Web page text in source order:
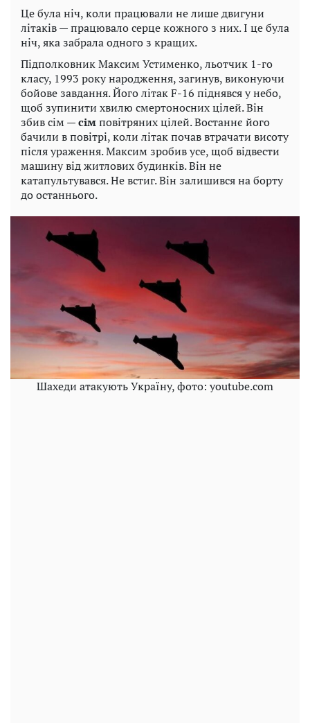
Це була ніч, коли працювали не лише двигуни
літаків — працювало серце кожного з них. І це була
ніч, яка забрала одного з кращих.
Підполковник Максим Устименко, льотчик 1-го
класу, 1993 року народження, загинув, виконуючи
бойове завдання. Його літак F-16 піднявся у небо,
щоб зупинити хвилю смертоносних цілей. Він
збив сім —сімповітряних цілей. Востаннє його
бачили в повітрі, коли літак почав втрачати висоту
після ураження. Максим зробив усе, щоб відвести
машину від житлових будинків. Він не
катапультувався. Не встиг. Він залишився на борту
до останнього.
Шахеди атакують Україну, фото: youtube.com